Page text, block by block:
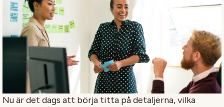
Nu är det dags att börja titta på detaljerna, vilka